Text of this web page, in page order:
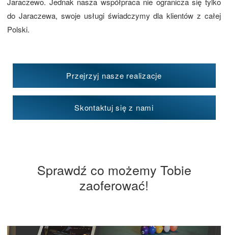
do Jaraczewa, swoje usługi świadczymy dla klientów z całej
Polski.
Przejrzyj nasze realizacje
Skontaktuj się z nami
Sprawdź co możemy Tobie
zaoferować!